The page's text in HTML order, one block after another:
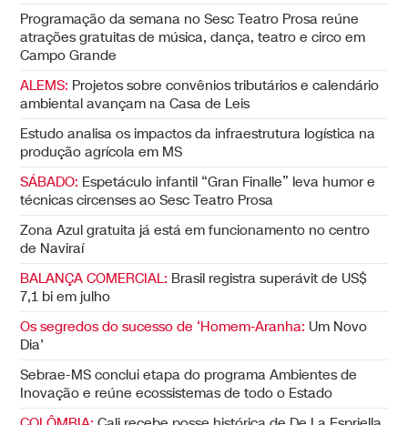
Programação da semana no Sesc Teatro Prosa reúne
atrações gratuitas de música, dança, teatro e circo em
Campo Grande
ALEMS: Projetos sobre convênios tributários e calendário
ambiental avançam na Casa de Leis
Estudo analisa os impactos da infraestrutura logística na
produção agrícola em MS
SÁBADO: Espetáculo infantil “Gran Finalle” leva humor e
técnicas circenses ao Sesc Teatro Prosa
Zona Azul gratuita já está em funcionamento no centro
de Naviraí
BALANÇA COMERCIAL: Brasil registra superávit de US$
7,1 bi em julho
Os segredos do sucesso de ‘Homem-Aranha: Um Novo
Dia’
Sebrae-MS conclui etapa do programa Ambientes de
Inovação e reúne ecossistemas de todo o Estado